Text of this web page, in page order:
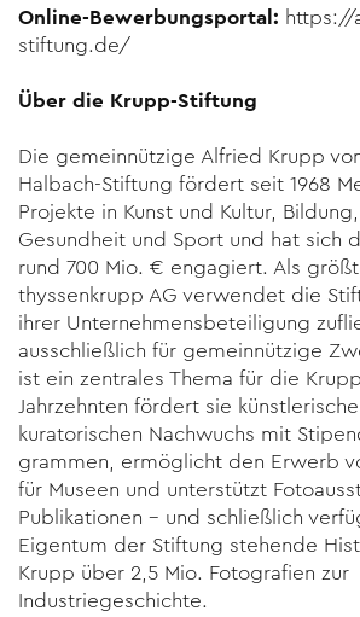
Online-Bewerbungsportal: https://
stiftung.de/
Über die Krupp-Stiftung
Die gemeinnützige Alfried Krupp
Halbach-Stiftung fördert seit 1968
Projekte in Kunst und Kultur,
Gesundheit und Sport und hat sich
rund 700 Mio. € engagiert. Als
thyssenkrupp AG verwendet die
ihrer Unternehmensbeteiligung
ausschließlich für gemeinnützige
ist ein zentrales Thema für die
Jahrzehnten fördert sie
kuratorischen Nachwuchs mit
grammen, ermöglicht den Erwerb
für Museen und unterstützt
Publikationen – und schließlich
Eigentum der Stiftung stehende
Krupp über 2,5 Mio. Fotografien zur
Industriegeschichte.